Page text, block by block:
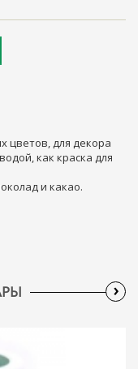
цветов, для декора
как краска для
и какао.
›